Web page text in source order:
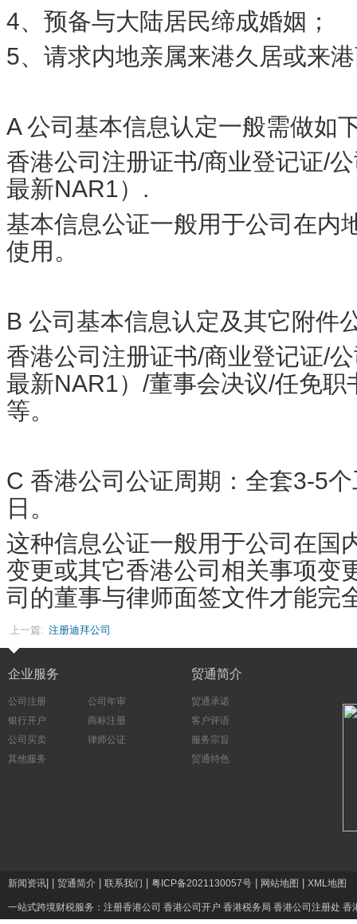
4、预备与大陆居民缔成婚姻；
5、请求内地亲属来港久居或来
A 公司基本信息认定一般需做如
香港公司注册证书/商业登记证/
最新NAR1）.
基本信息公证一般用于公司在内
使用。
B 公司基本信息认定及其它附件
香港公司注册证书/商业登记证/
最新NAR1）/董事会决议/任免职
等。
C 香港公司公证周期：全套3-5
日 。
这种信息公证一般用于公司在国
变更或其它香港公司相关事项变
司的董事与律师面签文件才能完
上一篇: 注册迪拜公司
企业服务
公司注册
公司年审
银行开户
商标注册
公司买卖
律师公证
其他服务
贸通简介
贸通承诺
客户评语
服务宗旨
贸通特色
新闻资讯 贸通简介 联系我们 粤ICP备2021130057号 网站地图 XML地图
一站式跨境财税服务： 注册香港公司 香港公司开户 香港税务局 香港公司注册处 香